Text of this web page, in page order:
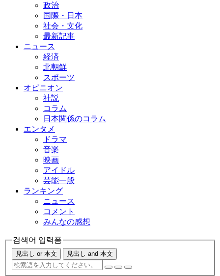
政治
国際・日本
社会・文化
最新記事
ニュース
経済
北朝鮮
スポーツ
オピニオン
社説
コラム
日本関係のコラム
エンタメ
ドラマ
音楽
映画
アイドル
芸能一般
ランキング
ニュース
コメント
みんなの感想
검색어 입력폼
見出し or 本文 見出し and 本文